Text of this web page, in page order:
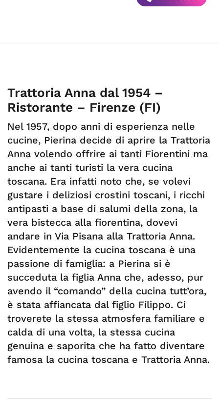
Trattoria Anna dal 1954 –
Ristorante – Firenze (FI)
Nel 1957, dopo anni di esperienza nelle
cucine, Pierina decide di aprire la Trattoria
Anna volendo offrire ai tanti Fiorentini ma
anche ai tanti turisti la vera cucina
toscana. Era infatti noto che, se volevi
gustare i deliziosi crostini toscani, i ricchi
antipasti a base di salumi della zona, la
vera bistecca alla fiorentina, dovevi
andare in Via Pisana alla Trattoria Anna.
Evidentemente la cucina toscana è una
passione di famiglia: a Pierina si è
succeduta la figlia Anna che, adesso, pur
avendo il “comando” della cucina tutt’ora,
è stata affiancata dal figlio Filippo. Ci
troverete la stessa atmosfera familiare e
calda di una volta, la stessa cucina
genuina e saporita che ha fatto diventare
famosa la cucina toscana e Trattoria Anna.